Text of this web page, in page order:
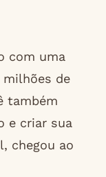
com uma
de
também
e criar sua
chegou ao